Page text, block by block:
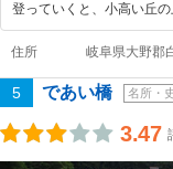
登っていくと、小高い丘
住所 岐阜県大野郡
5 であい橋 名所・
3.47